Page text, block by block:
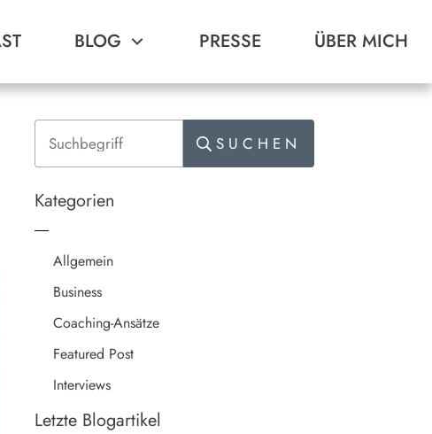
BLOG PRESSE ÜBER MICH
SUCHEN
Kategorien
Allgemein
Business
Coaching-Ansätze
Featured Post
Interviews
Letzte Blogartikel